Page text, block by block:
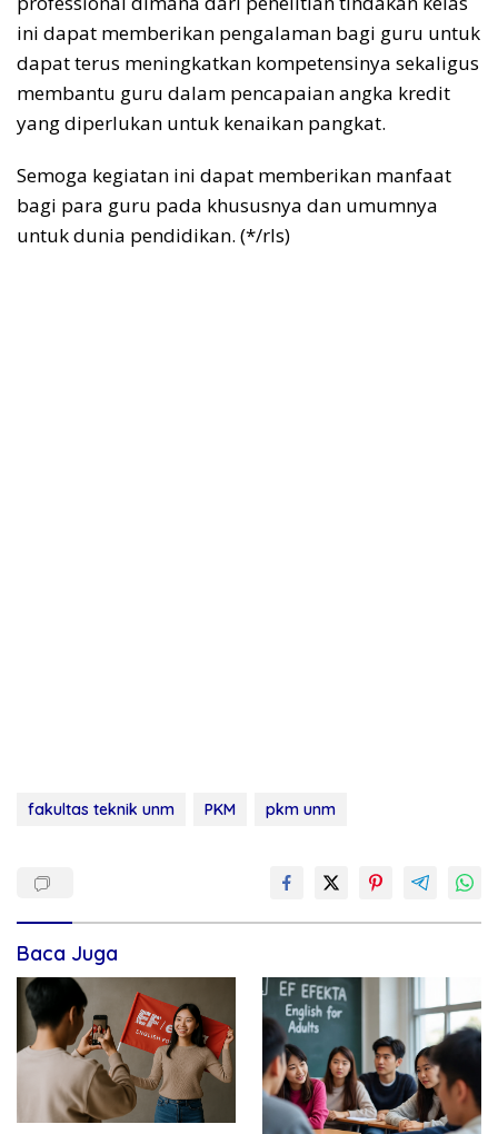
ini dapat memberikan pengalaman bagi guru untuk
dapat terus meningkatkan kompetensinya sekaligus
membantu guru dalam pencapaian angka kredit
yang diperlukan untuk kenaikan pangkat.
Semoga kegiatan ini dapat memberikan manfaat
bagi para guru pada khususnya dan umumnya
untuk dunia pendidikan. (*/rls)
fakultas teknik unm PKM pkm unm
Baca Juga